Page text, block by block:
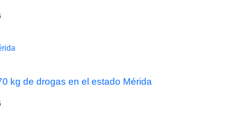
kg de drogas en el estado Mérida